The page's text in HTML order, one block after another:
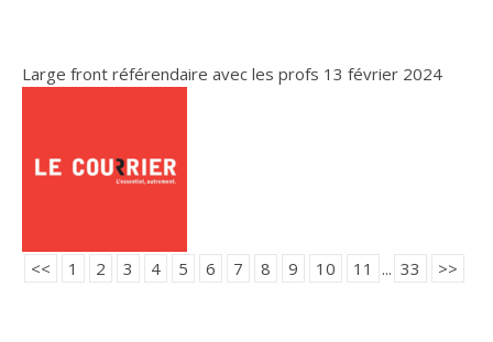
Large front référendaire avec les profs 13 février 2024
<< 1 2 3 4 5 6 7 8 9 10 11 ... 33 >>